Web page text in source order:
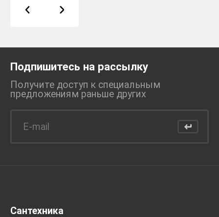
Подпишитесь на рассылку
Получите доступ к специальным
предложениям раньше других
Сантехника